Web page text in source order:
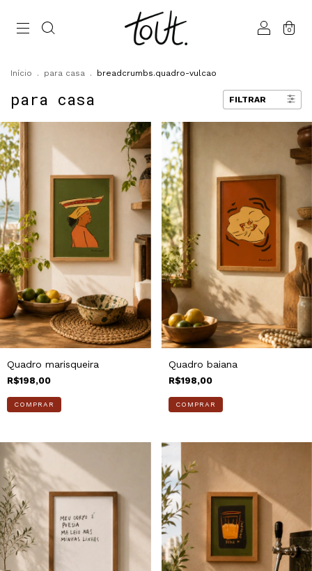
0
Início . para casa . breadcrumbs.quadro-vulcao
para casa FILTRAR
Quadro marisqueira
R$198,00
Quadro baiana
R$198,00